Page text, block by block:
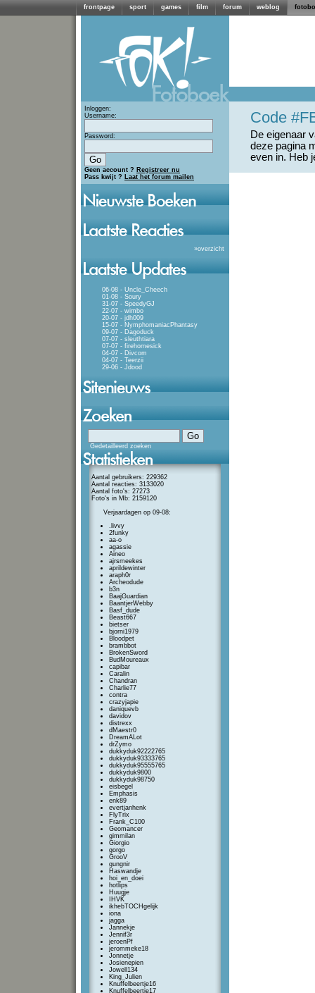
frontpage sport games film forum weblog
Inloggen:
Username:
Password:
Geen account ? Registreer nu
Pass kwijt ? Laat het forum mailen
»overzicht
06-08 - Uncle_Cheech
01-08 - Soury
31-07 - SpeedyGJ
22-07 - wimbo
20-07 - jdh009
15-07 - NymphomaniacPhantasy
09-07 - Dagoduck
07-07 - sleuthtiara
07-07 - firehomesick
04-07 - Divcom
04-07 - Teerzii
29-06 - Jdood
Gedetailleerd zoeken
Aantal gebruikers: 229362
Aantal reacties: 3133020
Aantal foto's: 27273
Foto's in Mb: 2159120
Verjaardagen op 09-08:
.livvy
2funky
aa-o
agassie
Aineo
ajrsmeekes
aprildewinter
araph0r
Archeodude
b3n
BaajGuardian
BaantjerWebby
Basf_dude
Beast667
bietser
bjorni1979
Bloodpet
brambbot
BrokenSword
BudMoureaux
capibar
Caralin
Chandran
Charlie77
contra
crazyjapie
daniquevb
davidov
distrexx
dMaestr0
DreamALot
drZymo
dukkyduk92222765
dukkyduk93333765
dukkyduk95555765
dukkyduk9800
dukkyduk98750
eisbegel
Emphasis
enk89
evertjanhenk
FlyTrix
Frank_C100
Geomancer
gimmilan
Giorgio
gorgo
GrooV
gungnir
Haswandje
hoi_en_doei
hotlips
Huugje
IHVK
ikhebTOCHgelijk
iona
jagga
Jannekje
Jennif3r
jeroenPf
jerommeke18
Jonnetje
Josienepien
Jowell134
King_Julien
Knuffelbeertje16
Knuffelbeertje17
Code
De eigenaar
deze pagina
even in. Heb